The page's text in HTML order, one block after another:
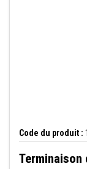
Code du produit :
Terminaison